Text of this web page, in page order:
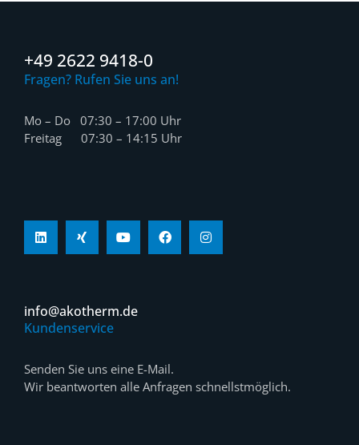
+49 2622 9418-0
Fragen? Rufen Sie uns an!
Mo – Do 07:30 – 17:00 Uhr
Freitag 07:30 – 14:15 Uhr
info@akotherm.de
Kundenservice
Senden Sie uns eine E-Mail.
Wir beantworten alle Anfragen schnellstmöglich.